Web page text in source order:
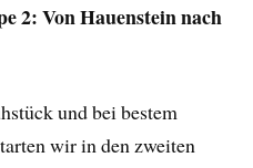
2: Von Hauensteinnach
und bei bestem
wir in den zweiten